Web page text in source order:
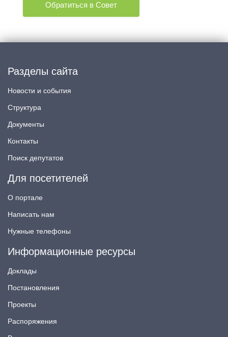
Обратиться в Совет
Разделы сайта
Новости и события
Структура
Документы
Контакты
Поиск депутатов
Для посетителей
О портале
Написать нам
Нужные телефоны
Информационные ресурсы
Доклады
Постановления
Проекты
Распоряжения